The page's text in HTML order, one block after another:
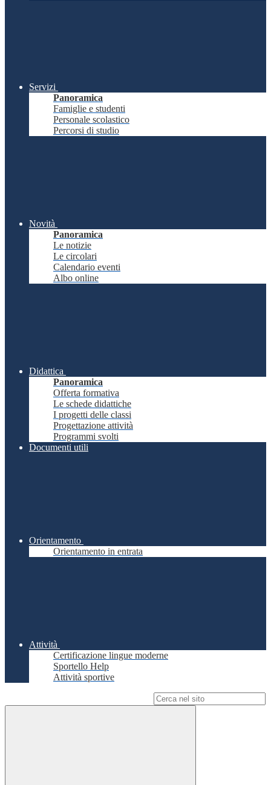
Servizi
Panoramica
Famiglie e studenti
Personale scolastico
Percorsi di studio
Novità
Panoramica
Le notizie
Le circolari
Calendario eventi
Albo online
Didattica
Panoramica
Offerta formativa
Le schede didattiche
I progetti delle classi
Progettazione attività
Programmi svolti
Documenti utili
Orientamento
Orientamento in entrata
Attività
Certificazione lingue moderne
Sportello Help
Attività sportive